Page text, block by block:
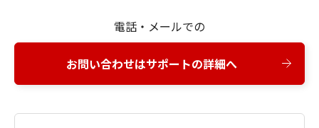
電話・メールでの
お問い合わせはサポートの詳細へ